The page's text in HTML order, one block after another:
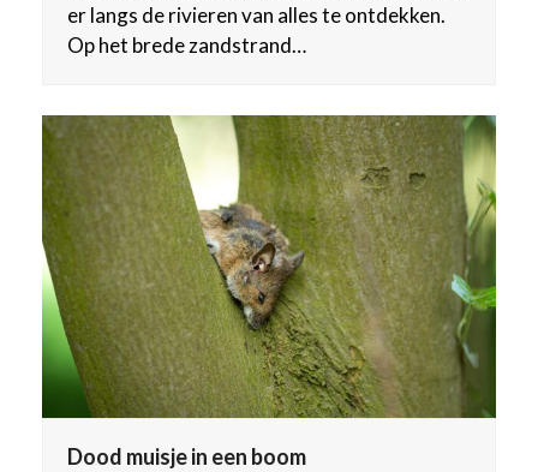
er langs de rivieren van alles te ontdekken.
Op het brede zandstrand…
Dood muisje in een boom